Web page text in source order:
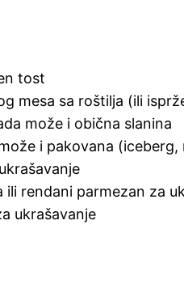
tost
mesa sa roštilja (ili
može i obična slanina
i pakovana (iceberg,
ili rendani parmezan za
ukrašavanje